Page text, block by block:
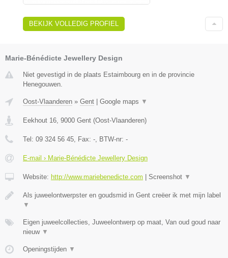
BEKIJK VOLLEDIG PROFIEL
Marie-Bénédicte Jewellery Design
Niet gevestigd in de plaats Estaimbourg en in de provincie
Henegouwen.
Oost-Vlaanderen » Gent Google maps ▼
Eekhout 16, 9000 Gent (Oost-Vlaanderen)
Tel: 09 324 56 45, Fax: -, BTW-nr: -
E-mail › Marie-Bénédicte Jewellery Design
Website: http://www.mariebenedicte.com Screenshot ▼
Als juweelontwerpster en goudsmid in Gent creëer ik met mijn label
▼
Eigen juweelcollecties, Juweelontwerp op maat, Van oud goud naar
nieuw ▼
Openingstijden ▼